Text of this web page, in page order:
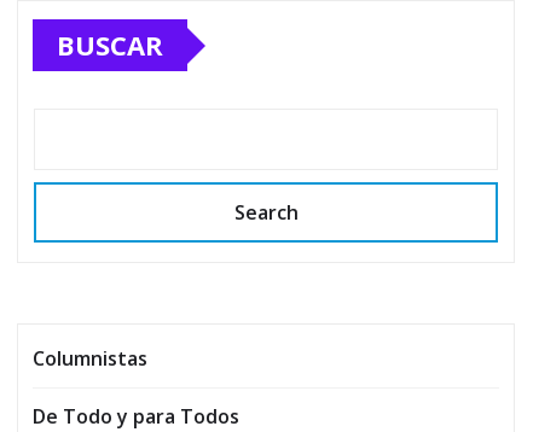
BUSCAR
Search
Columnistas
De Todo y para Todos